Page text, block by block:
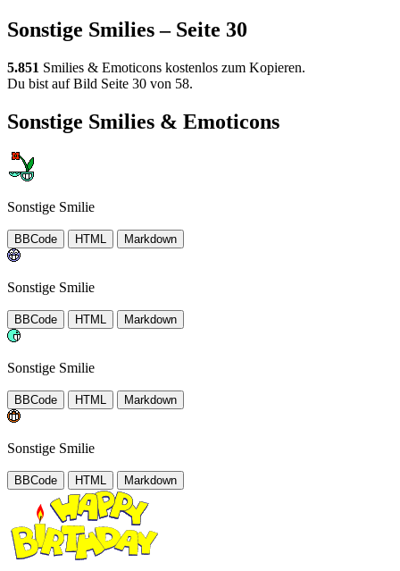
Sonstige Smilies – Seite 30
5.851 Smilies & Emoticons kostenlos zum Kopieren.
Du bist auf Bild Seite 30 von 58.
Sonstige Smilies & Emoticons
Sonstige Smilie
BBCode HTML Markdown
Sonstige Smilie
BBCode HTML Markdown
Sonstige Smilie
BBCode HTML Markdown
Sonstige Smilie
BBCode HTML Markdown